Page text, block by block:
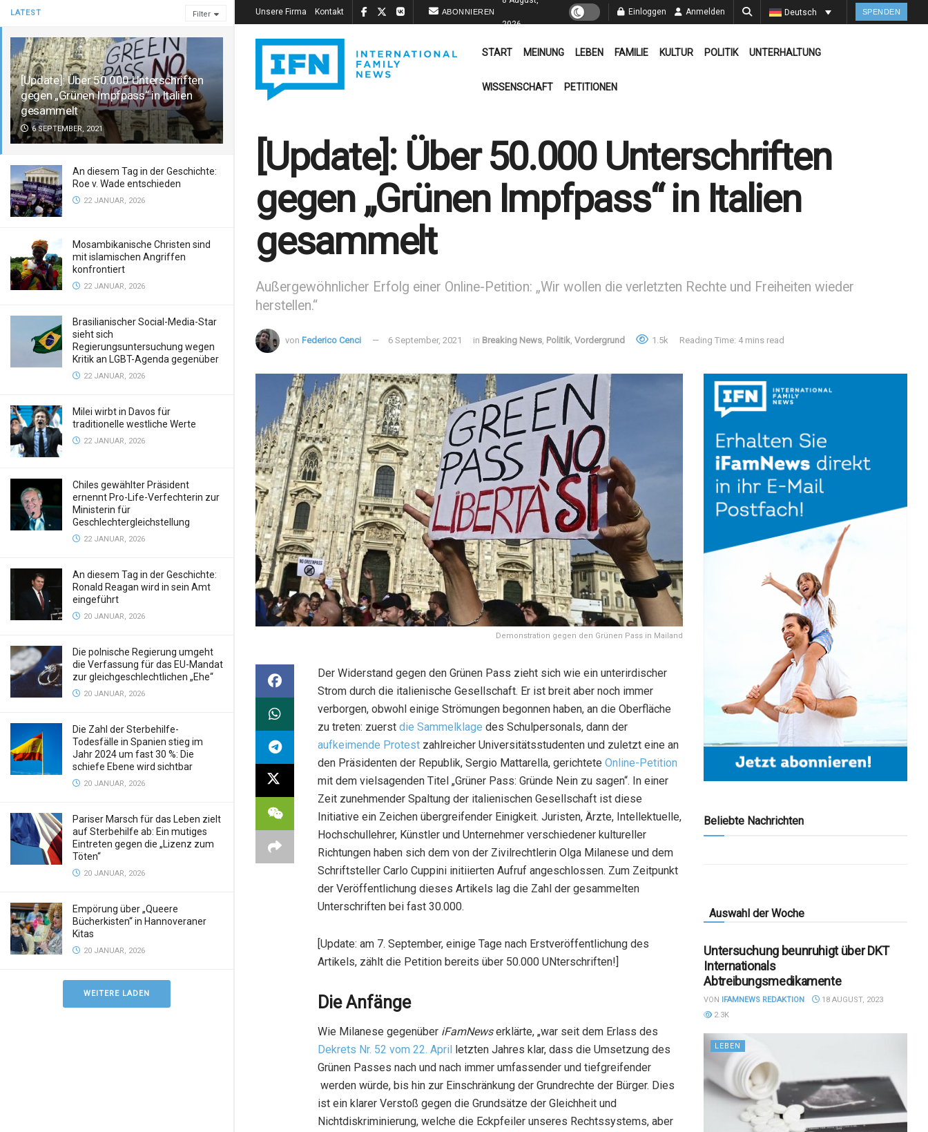
LATEST Filter
[Update]: Über 50.000 Unterschriften
gegen „Grünen Impfpass“ in Italien
gesammelt
6 SEPTEMBER, 2021
An diesem Tag in der Geschichte:
Roe v. Wade entschieden
22 JANUAR, 2026
Mosambikanische Christen sind
mit islamischen Angriffen
konfrontiert
22 JANUAR, 2026
Brasilianischer Social-Media-Star
sieht sich
Regierungsuntersuchung wegen
Kritik an LGBT-Agenda gegenüber
22 JANUAR, 2026
Milei wirbt in Davos für
traditionelle westliche Werte
22 JANUAR, 2026
Chiles gewählter Präsident
ernennt Pro-Life-Verfechterin zur
Ministerin für
Geschlechtergleichstellung
22 JANUAR, 2026
An diesem Tag in der Geschichte:
Ronald Reagan wird in sein Amt
eingeführt
20 JANUAR, 2026
Die polnische Regierung umgeht
die Verfassung für das EU-Mandat
zur gleichgeschlechtlichen „Ehe“
20 JANUAR, 2026
Die Zahl der Sterbehilfe-
Todesfälle in Spanien stieg im
Jahr 2024 um fast 30 %: Die
schiefe Ebene wird sichtbar
20 JANUAR, 2026
Pariser Marsch für das Leben zielt
auf Sterbehilfe ab: Ein mutiges
Eintreten gegen die „Lizenz zum
Töten“
20 JANUAR, 2026
Empörung über „Queere
Bücherkisten“ in Hannoveraner
Kitas
20 JANUAR, 2026
WEITERE LADEN
Unsere Firma Kontakt ABONNIEREN
2026
Einloggen Anmelden Deutsch SPENDEN
START MEINUNG LEBEN FAMILIE KULTUR POLITIK UNTERHALTUNG
WISSENSCHAFT PETITIONEN
[Update]: Über 50.000 Unterschriften
gegen „Grünen Impfpass“ in Italien
gesammelt
Außergewöhnlicher Erfolg einer Online-Petition: „Wir wollen die verletzten Rechte und Freiheiten wieder
herstellen.“
von Federico Cenci 6 September, 2021 in Breaking News, Politik, Vordergrund 1.5k Reading Time: 4 mins read
Demonstration gegen den Grünen Pass in Mailand
Der Widerstand gegen den Grünen Pass zieht sich wie ein unterirdischer
Strom durch die italienische Gesellschaft. Er ist breit aber noch immer
verborgen, obwohl einige Strömungen begonnen haben, an die Oberfläche
zu treten: zuerst die Sammelklage des Schulpersonals, dann der
aufkeimende Protest zahlreicher Universitätsstudenten und zuletzt eine an
den Präsidenten der Republik, Sergio Mattarella, gerichtete Online-Petition
mit dem vielsagenden Titel „Grüner Pass: Gründe Nein zu sagen“. In einer
Zeit zunehmender Spaltung der italienischen Gesellschaft ist diese
Initiative ein Zeichen übergreifender Einigkeit. Juristen, Ärzte, Intellektuelle,
Hochschullehrer, Künstler und Unternehmer verschiedener kultureller
Richtungen haben sich dem von der Zivilrechtlerin Olga Milanese und dem
Schriftsteller Carlo Cuppini initiierten Aufruf angeschlossen. Zum Zeitpunkt
der Veröffentlichung dieses Artikels lag die Zahl der gesammelten
Unterschriften bei fast 30.000.
[Update: am 7. September, einige Tage nach Erstveröffentlichung des
Artikels, zählt die Petition bereits über 50.000 UNterschriften!]
Die Anfänge
Wie Milanese gegenüber iFamNewserklärte, „war seit dem Erlass des
Dekrets Nr. 52 vom 22. April letzten Jahres klar, dass die Umsetzung des
Grünen Passes nach und nach immer umfassender und tiefgreifender
werden würde, bis hin zur Einschränkung der Grundrechte der Bürger. Dies
ist ein klarer Verstoß gegen die Grundsätze der Gleichheit und
Nichtdiskriminierung, welche die Eckpfeiler unseres Rechtssystems, aber
Beliebte Nachrichten
Auswahl der Woche
Untersuchung beunruhigt über DKT
Internationals
Abtreibungsmedikamente
VON IFAMNEWS REDAKTION
18 AUGUST, 2023
2.3K
LEBEN